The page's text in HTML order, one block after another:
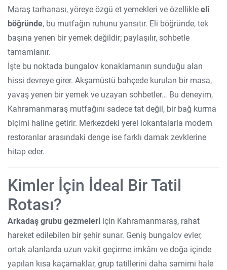
Maraş tarhanası, yöreye özgü et yemekleri ve özellikle eli
böğründe, bu mutfağın ruhunu yansıtır. Eli böğründe, tek
başına yenen bir yemek değildir; paylaşılır, sohbetle
tamamlanır.
İşte bu noktada bungalov konaklamanın sunduğu alan
hissi devreye girer. Akşamüstü bahçede kurulan bir masa,
yavaş yenen bir yemek ve uzayan sohbetler… Bu deneyim,
Kahramanmaraş mutfağını sadece tat değil, bir bağ kurma
biçimi haline getirir. Merkezdeki yerel lokantalarla modern
restoranlar arasındaki denge ise farklı damak zevklerine
hitap eder.
Kimler İçin İdeal Bir Tatil
Rotası?
Arkadaş grubu gezmeleri için Kahramanmaraş, rahat
hareket edilebilen bir şehir sunar. Geniş bungalov evler,
ortak alanlarda uzun vakit geçirme imkânı ve doğa içinde
yapılan kısa kaçamaklar, grup tatillerini daha samimi hale